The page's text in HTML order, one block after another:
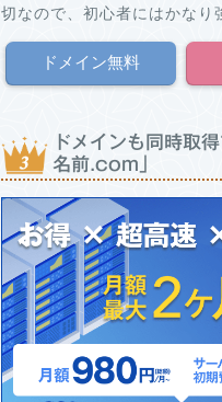
切なので、初心者にはかなり
ドメイン無料
ドメインも同時取
名前.com」